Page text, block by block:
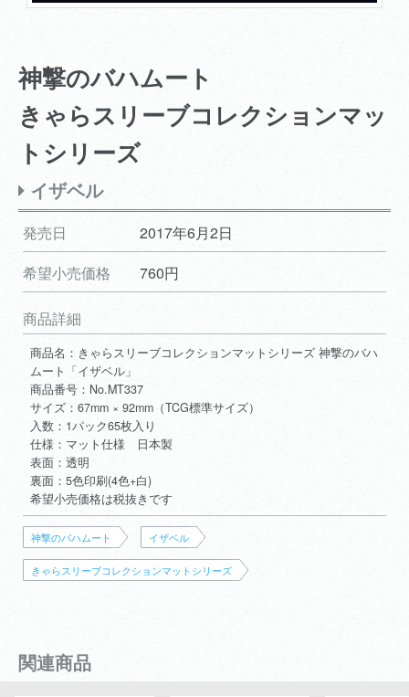
神撃のバハムート
きゃらスリーブコレクションマッ
トシリーズ
イザベル
発売日
2017年6月2日
希望小売価格
760円
商品詳細
商品名：きゃらスリーブコレクションマットシリーズ 神撃のバハ
ムート「イザベル」
商品番号：No.MT337
サイズ：67mm × 92mm（TCG標準サイズ）
入数：1パック65枚入り
仕様：マット仕様 日本製
表面：透明
裏面：5色印刷(4色+白)
希望小売価格は税抜きです
神撃のバハムート イザベル
きゃらスリーブコレクションマットシリーズ
関連商品